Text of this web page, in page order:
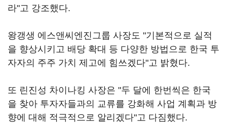
라"고 강조했다.
왕갱생 에스앤씨엔진그룹 사장도 "기본적으로 실적
을 향상시키고 배당 확대 등 다양한 방법으로 한국 투
자자의 주주 가치 제고에 힘쓰겠다"고 밝혔다.
또 린진성 차이나킹 사장은 "두 달에 한번씩은 한국
을 찾아 투자자들과의 교류를 강화해 사업 계획과 방
향에 대해 적극적으로 알리겠다"고 다짐했다.